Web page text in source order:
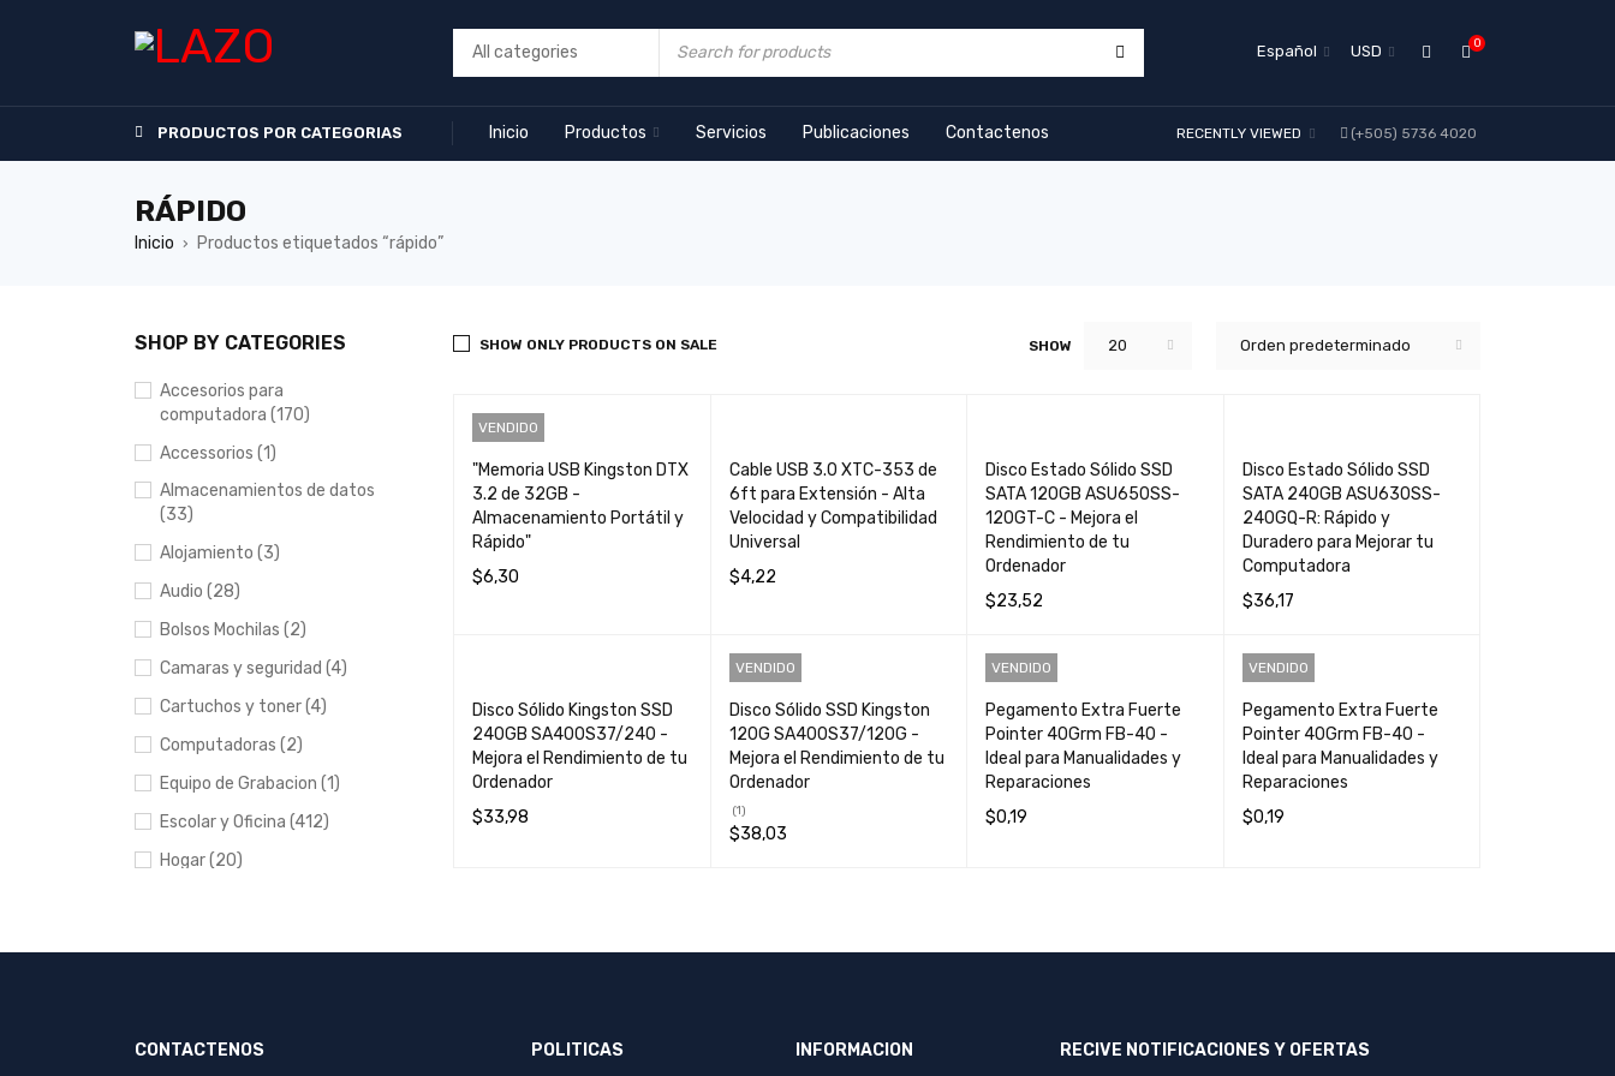
0
USD
Español
PRODUCTOS POR CATEGORIAS Inicio Productos Servicios Publicaciones Contactenos (+505) 5736 4020
RECENTLY VIEWED
RÁPIDO
Inicio › Productos etiquetados “rápido”
SHOP BY CATEGORIES
Accesorios para
computadora (170)
Accessorios (1)
Almacenamientos de datos
(33)
Alojamiento (3)
Audio (28)
Bolsos Mochilas (2)
Camaras y seguridad (4)
Cartuchos y toner (4)
Computadoras (2)
Equipo de Grabacion (1)
Escolar y Oficina (412)
Hogar (20)
Portables y entretenimiento
Orden predeterminado
SHOW 20
SHOW ONLY PRODUCTS ON SALE
VENDIDO
"Memoria USB Kingston DTX
3.2 de 32GB -
Almacenamiento Portátil y
Rápido"
$6,30
Cable USB 3.0 XTC-353 de
6ft para Extensión - Alta
Velocidad y Compatibilidad
Universal
$4,22
Disco Estado Sólido SSD
SATA 120GB ASU650SS-
120GT-C - Mejora el
Rendimiento de tu
Ordenador
$23,52
O
Disco Estado Sólido SSD
SATA 240GB ASU630SS-
240GQ-R: Rápido y
Duradero para Mejorar tu
Computadora
$36,17
O
Disco Sólido Kingston SSD
240GB SA400S37/240 -
Mejora el Rendimiento de tu
Ordenador
$33,98
VENDIDO
Disco Sólido SSD Kingston
120G SA400S37/120G -
Mejora el Rendimiento de tu
Ordenador
(1)
$38,03
VENDIDO
Pegamento Extra Fuerte
Pointer 40Grm FB-40 -
Ideal para Manualidades y
Reparaciones
$0,19
VENDIDO
Pegamento Extra Fuerte
Pointer 40Grm FB-40 -
Ideal para Manualidades y
Reparaciones
$0,19
CONTACTENOS POLITICAS INFORMACION RECIVE NOTIFICACIONES Y OFERTAS